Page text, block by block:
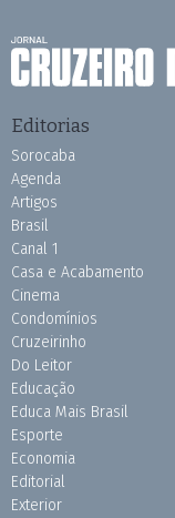
Editorias
Sorocaba
Agenda
Artigos
Brasil
Canal 1
Casa e Acabamento
Cinema
Condomínios
Cruzeirinho
Do Leitor
Educação
Educa Mais Brasil
Esporte
Economia
Editorial
Exterior